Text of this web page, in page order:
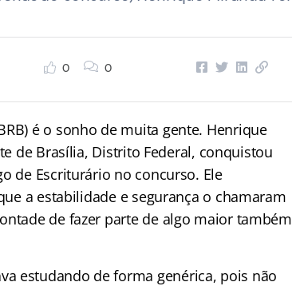
0 0
é o sonho de muita gente. Henrique
de Brasília, Distrito Federal, conquistou
de Escriturário no concurso. Ele
a estabilidade e segurança o chamaram
de fazer parte de algo maior também
estudando de forma genérica, pois não